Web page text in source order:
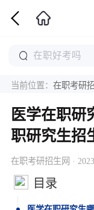
当前位置： 在职考研
医学在职研
职研究生招
在职考研招生网 ·
目录